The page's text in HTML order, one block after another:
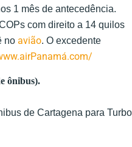
1 mês de antecedência.
com direito a 14 quilos
no avião. O excedente
ônibus).
de Cartagena para